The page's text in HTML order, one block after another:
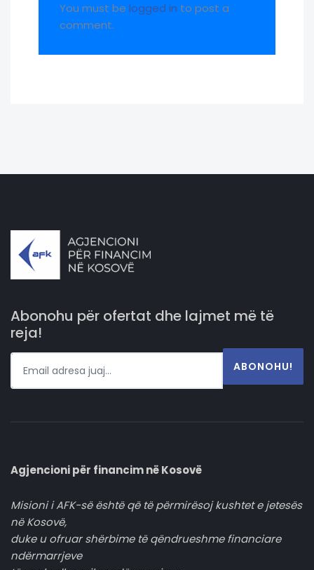
You must be logged in to post a
comment.
Abonohu për ofertat dhe lajmet më të
reja!
ABONOHU!
Agjencioni për financim në Kosovë
Misioni i AFK-së është që të përmirësoj kushtet e jetesës
në Kosovë,
duke u ofruar shërbime të qëndrueshme financiare
ndërmarrjeve